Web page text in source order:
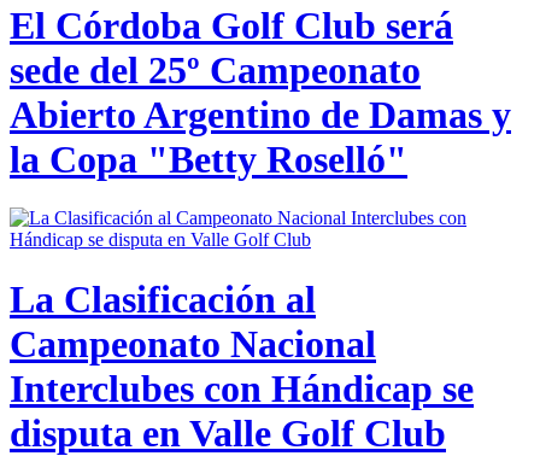
El Córdoba Golf Club será
sede del 25º Campeonato
Abierto Argentino de Damas y
la Copa "Betty Roselló"
La Clasificación al
Campeonato Nacional
Interclubes con Hándicap se
disputa en Valle Golf Club